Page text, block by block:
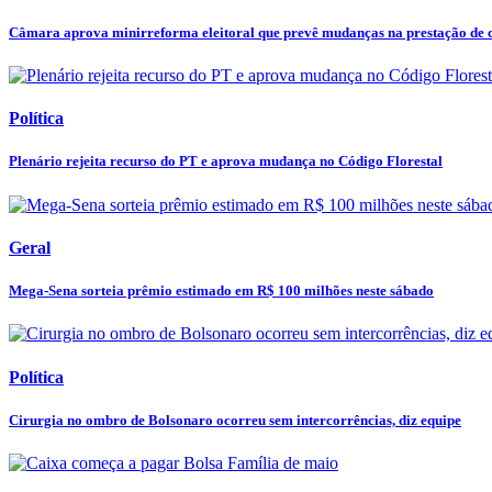
Câmara aprova minirreforma eleitoral que prevê mudanças na prestação de
Política
Plenário rejeita recurso do PT e aprova mudança no Código Florestal
Geral
Mega-Sena sorteia prêmio estimado em R$ 100 milhões neste sábado
Política
Cirurgia no ombro de Bolsonaro ocorreu sem intercorrências, diz equipe